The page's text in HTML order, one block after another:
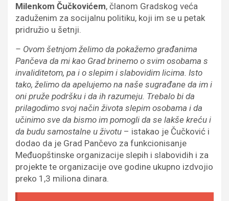
Milenkom Čučkovićem, članom Gradskog veća
zaduženim za socijalnu politiku, koji im se u petak
pridružio u šetnji.
– Ovom šetnjom želimo da pokažemo građanima
Pančeva da mi kao Grad brinemo o svim osobama s
invaliditetom, pa i o slepim i slabovidim licima. Isto
tako, želimo da apelujemo na naše sugrađane da im i
oni pruže podršku i da ih razumeju. Trebalo bi da
prilagodimo svoj način života slepim osobama i da
učinimo sve da bismo im pomogli da se lakše kreću i
da budu samostalne u životu – istakao je Čučković i
dodao da je Grad Pančevo za funkcionisanje
Međuopštinske organizacije slepih i slabovidih i za
projekte te organizacije ove godine ukupno izdvojio
preko 1,3 miliona dinara.